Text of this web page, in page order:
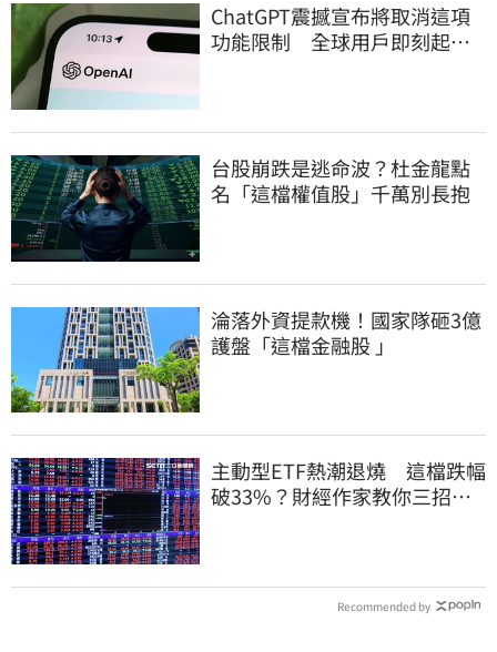
ChatGPT震撼宣布將取消這項
功能限制 全球用戶即刻起
台股崩跌是逃命波？杜金龍點
名「這檔權值股」千萬別長抱
淪落外資提款機！國家隊砸3億
護盤「這檔金融股 」
主動型ETF熱潮退燒 這檔跌幅
破33%？財經作家教你三招避
Recommended by